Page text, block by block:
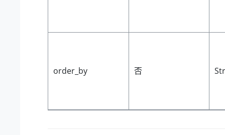
order_by 否